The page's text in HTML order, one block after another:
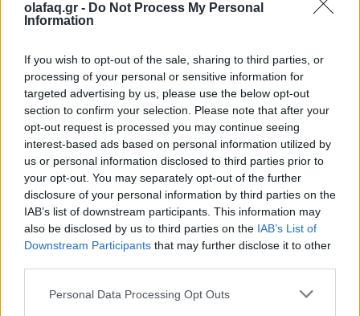
olafaq.gr - Do Not Process My Personal
Information
If you wish to opt-out of the sale, sharing to third parties, or
processing of your personal or sensitive information for
targeted advertising by us, please use the below opt-out
section to confirm your selection. Please note that after your
opt-out request is processed you may continue seeing
interest-based ads based on personal information utilized by
us or personal information disclosed to third parties prior to
your opt-out. You may separately opt-out of the further
disclosure of your personal information by third parties on the
IAB’s list of downstream participants. This information may
also be disclosed by us to third parties on the IAB’s List of
Downstream Participants that may further disclose it to other
Personal Data Processing Opt Outs